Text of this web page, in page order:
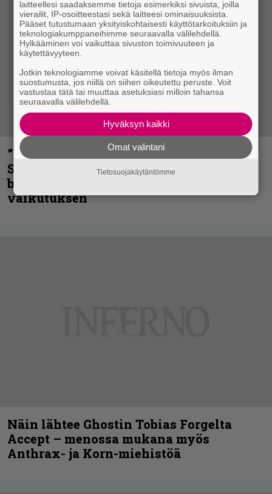
”He ovat tuoneet soittoon jotain uutta” –
Sepulturan Andreas Kisser nimeää
bändin, jonka riffit ovat tehneet
vaikutuksen
Näin lähtee Ghostin Tobias Forgelta
Accept – menossa mukana myös
Anthrax- ja Korn-miehistöä
laitteellesi saadaksemme tietoja esimerkiksi sivuista, joilla
vierailit, IP-osoitteestasi sekä laitteesi ominaisuuksista.
Pääset tutustumaan yksityiskohtaisesti käyttötarkoituksiin ja
teknologiakumppaneihimme seuraavalla välilehdellä.
Hylkääminen voi vaikuttaa sivuston toimivuuteen ja
käytettävyyteen.
Jotkin teknologiamme voivat käsitellä tietoja myös ilman
suostumusta, jos niillä on siihen oikeutettu peruste. Voit
vastustaa tätä tai muuttaa asetuksiasi milloin tahansa
seuraavalla välilehdellä.
Hyväksyn kaikki
Omat valintani
Tietosuojakäytäntömme